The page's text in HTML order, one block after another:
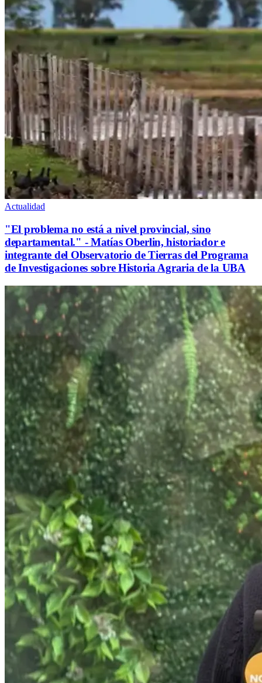
Actualidad
"El problema no está a nivel provincial, sino
departamental." - Matías Oberlin, historiador e
integrante del Observatorio de Tierras del Programa
de Investigaciones sobre Historia Agraria de la UBA